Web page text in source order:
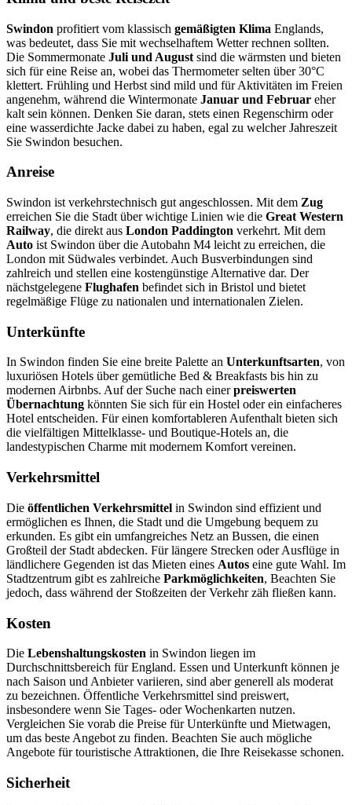
Swindon profitiert vom klassisch gemäßigten Klima Englands,
was bedeutet, dass Sie mit wechselhaftem Wetter rechnen sollten.
Die Sommermonate Juli und August sind die wärmsten und bieten
sich für eine Reise an, wobei das Thermometer selten über 30°C
klettert. Frühling und Herbst sind mild und für Aktivitäten im Freien
angenehm, während die Wintermonate Januar und Februar eher
kalt sein können. Denken Sie daran, stets einen Regenschirm oder
eine wasserdichte Jacke dabei zu haben, egal zu welcher Jahreszeit
Sie Swindon besuchen.
Anreise
Swindon ist verkehrstechnisch gut angeschlossen. Mit dem Zug
erreichen Sie die Stadt über wichtige Linien wie die Great Western
Railway, die direkt aus London Paddington verkehrt. Mit dem
Auto ist Swindon über die Autobahn M4 leicht zu erreichen, die
London mit Südwales verbindet. Auch Busverbindungen sind
zahlreich und stellen eine kostengünstige Alternative dar. Der
nächstgelegene Flughafen befindet sich in Bristol und bietet
regelmäßige Flüge zu nationalen und internationalen Zielen.
Unterkünfte
In Swindon finden Sie eine breite Palette an Unterkunftsarten, von
luxuriösen Hotels über gemütliche Bed & Breakfasts bis hin zu
modernen Airbnbs. Auf der Suche nach einerpreiswerten
Übernachtung könnten Sie sich für ein Hostel oder ein einfacheres
Hotel entscheiden. Für einen komfortableren Aufenthalt bieten sich
die vielfältigen Mittelklasse- und Boutique-Hotels an, die
landestypischen Charme mit modernem Komfort vereinen.
Verkehrsmittel
Die öffentlichen Verkehrsmittel in Swindon sind effizient und
ermöglichen es Ihnen, die Stadt und die Umgebung bequem zu
erkunden. Es gibt ein umfangreiches Netz an Bussen, die einen
Großteil der Stadt abdecken. Für längere Strecken oder Ausflüge in
ländlichere Gegenden ist das Mieten eines Autos eine gute Wahl. Im
Stadtzentrum gibt es zahlreiche Parkmöglichkeiten, Beachten Sie
jedoch, dass während der Stoßzeiten der Verkehr zäh fließen kann.
Kosten
Die Lebenshaltungskosten in Swindon liegen im
Durchschnittsbereich für England. Essen und Unterkunft können je
nach Saison und Anbieter variieren, sind aber generell als moderat
zu bezeichnen. Öffentliche Verkehrsmittel sind preiswert,
insbesondere wenn Sie Tages- oder Wochenkarten nutzen.
Vergleichen Sie vorab die Preise für Unterkünfte und Mietwagen,
um das beste Angebot zu finden. Beachten Sie auch mögliche
Angebote für touristische Attraktionen, die Ihre Reisekasse schonen.
Sicherheit